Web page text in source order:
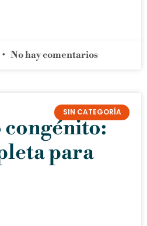
No hay comentarios
SIN CATEGORÍA
para